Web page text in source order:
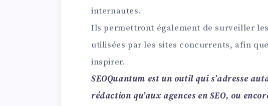
internautes.
Ils permettront également de surveiller
utilisées par les sites concurrents, afin
inspirer.
SEOQuantum est un outil qui s’adresse
rédaction qu’aux agences en SEO, ou